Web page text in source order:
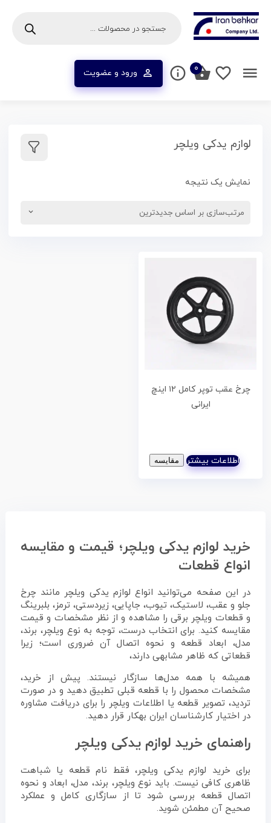
ورود و عضویت ۰
لوازم یدکی ویلچر
نمایش یک نتیجه
چرخ عقب توپر کامل ۱۲ اینچ
ایرانی
اطلاعات بیشتر مقایسه
خرید لوازم یدکی ویلچر؛ قیمت و مقایسه
انواع قطعات
در این صفحه می‌توانید انواع لوازم یدکی ویلچر مانند چرخ
جلو و عقب، لاستیک، تیوب، جاپایی، زیردستی، ترمز، بلبرینگ
و قطعات ویلچر برقی را مشاهده و از نظر مشخصات و قیمت
مقایسه کنید. برای انتخاب درست، توجه به نوع ویلچر، برند،
مدل، ابعاد قطعه و نحوه اتصال آن ضروری است؛ زیرا
قطعاتی که ظاهر مشابهی دارند،
همیشه با همه مدل‌ها سازگار نیستند. پیش از خرید،
مشخصات محصول را با قطعه قبلی تطبیق دهید و در صورت
تردید، تصویر قطعه یا اطلاعات ویلچر را برای دریافت مشاوره
در اختیار کارشناسان ایران بهکار قرار دهید.
راهنمای خرید لوازم یدکی ویلچر
برای خرید لوازم یدکی ویلچر، فقط نام قطعه یا شباهت
ظاهری کافی نیست. باید نوع ویلچر، برند، مدل، ابعاد و نحوه
اتصال قطعه بررسی شود تا از سازگاری کامل و عملکرد
صحیح آن مطمئن شوید.